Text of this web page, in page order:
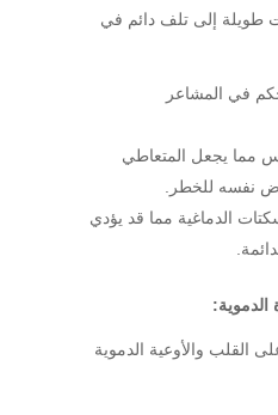
طويلة إلى تلف دائم في
في المشاعر
مما يجعل المتعاطي
نفسه للخطر.
الدماغية مما قد يؤدي
الدموية:
القلب والأوعية الدموية